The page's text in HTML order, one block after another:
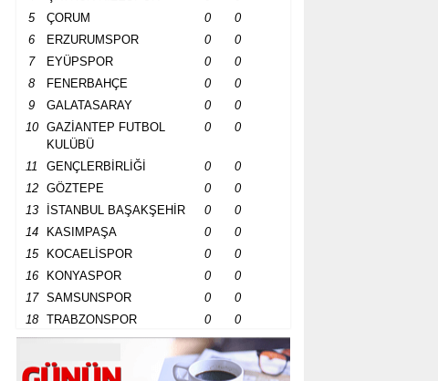
5
ÇORUM 0
0
6
ERZURUMSPOR 0
0
7
EYÜPSPOR 0
0
8
FENERBAHÇE 0
0
9
GALATASARAY 0
0
10
GAZİANTEP FUTBOL
KULÜBÜ
0 0
11 GENÇLERBİRLİĞİ 0
0
12
GÖZTEPE 0
0
13
İSTANBUL BAŞAKŞEHİR 0
0
14
KASIMPAŞA 0
0
15
KOCAELİSPOR 0
0
16
KONYASPOR 0
0
17
SAMSUNSPOR 0
0
18
TRABZONSPOR 0 0